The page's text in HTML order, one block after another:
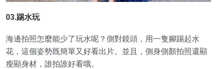
03.踢水玩
海邊拍照怎麼能少了玩水呢？側對鏡頭，用一隻腳踢起水
花，這個姿勢既簡單又好看出片。並且，側身側顏拍照還顯
瘦顯身材，誰拍誰好看哦。